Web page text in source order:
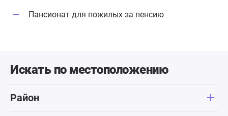
Пансионат для пожилых за пенсию
Искать по местоположению
Район